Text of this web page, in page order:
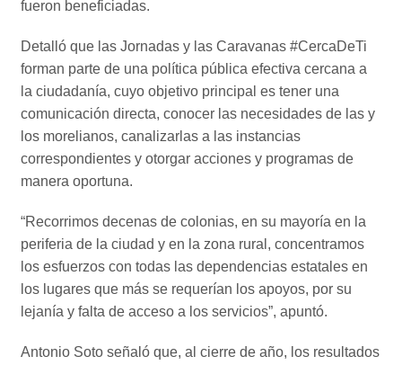
fueron beneficiadas.
Detalló que las Jornadas y las Caravanas #CercaDeTi
forman parte de una política pública efectiva cercana a
la ciudadanía, cuyo objetivo principal es tener una
comunicación directa, conocer las necesidades de las y
los morelianos, canalizarlas a las instancias
correspondientes y otorgar acciones y programas de
manera oportuna.
“Recorrimos decenas de colonias, en su mayoría en la
periferia de la ciudad y en la zona rural, concentramos
los esfuerzos con todas las dependencias estatales en
los lugares que más se requerían los apoyos, por su
lejanía y falta de acceso a los servicios”, apuntó.
Antonio Soto señaló que, al cierre de año, los resultados